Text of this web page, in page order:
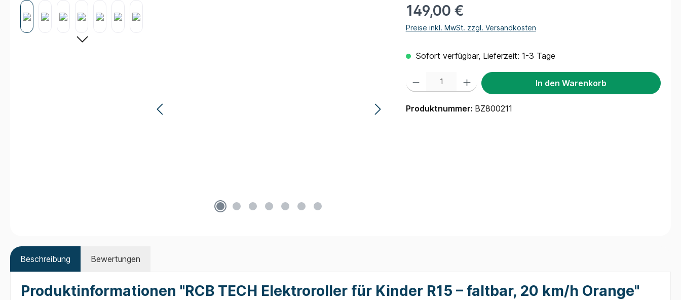
Bildergalerie überspringen 149,00 €
Preise inkl. MwSt. zzgl. Versandkosten
Sofort verfügbar, Lieferzeit: 1-3 Tage
Produkt Anzahl: Gib den gewünschten Wert ein oder benutze die Schaltflächen um die
In den Warenkorb
Produktnummer: BZ800211
Beschreibung Bewertungen
Produktinformationen "RCB TECH Elektroroller für Kinder R15 – faltbar, 20 km/h Orange"